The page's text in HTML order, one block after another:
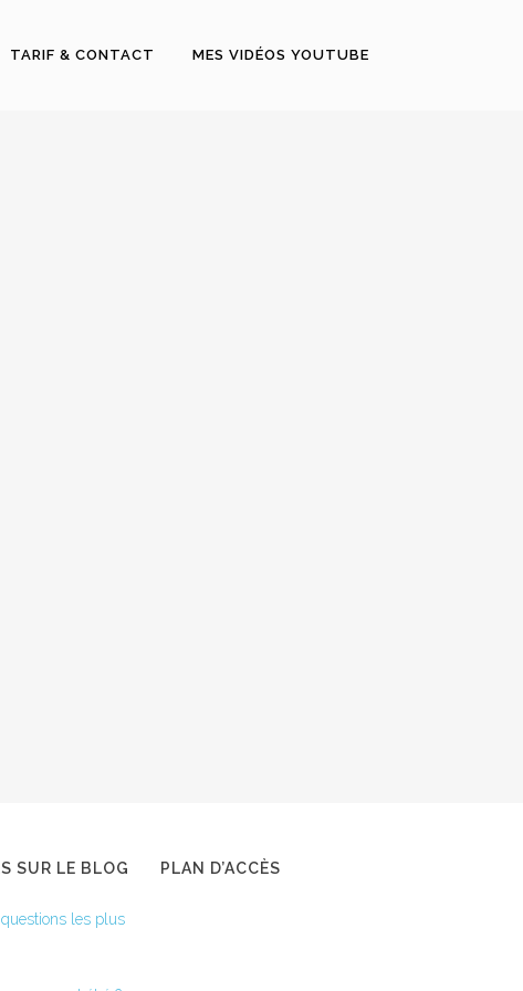
TARIF & CONTACT MES VIDÉOS YOUTUBE
SUR LE BLOG
les plus
PLAN D’ACCÈS